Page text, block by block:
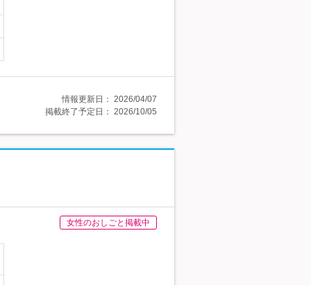
情報更新日： 2026/04/07
掲載終了予定日： 2026/10/05
女性のおしごと掲載中